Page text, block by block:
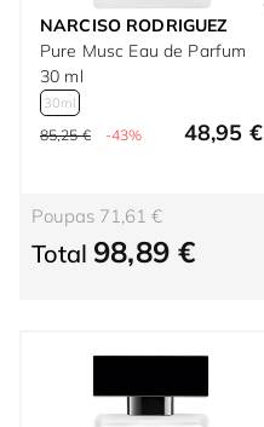
NARCISO RODRIGUEZ
Pure Musc Eau de Parfum
30 ml
30ml
85,25 € -43% 48,95 €
Poupas 71,61 €
Total 98,89 €